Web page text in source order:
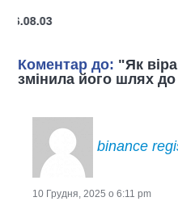
2026.07.27
Коментар до: "Як
змінила його шлях до
binance
10 Грудня, 2025 о 6:11 pm